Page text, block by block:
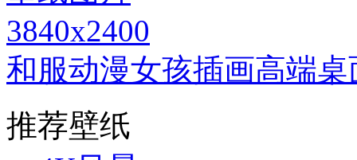
3840x2400
和服动漫女孩插画高端
推荐壁纸